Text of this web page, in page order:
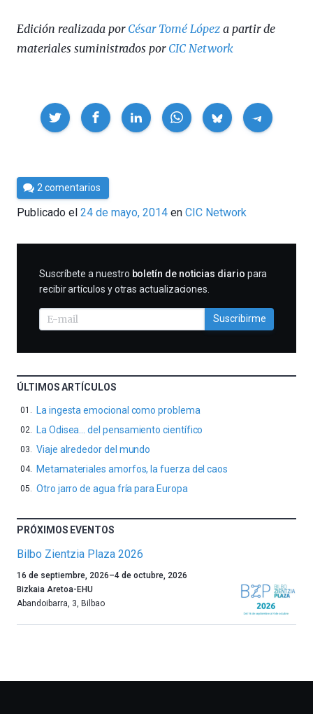
Edición realizada por César Tomé López a partir de
materiales suministrados por CIC Network
Compartir
Por
César
Tomé
2 comentarios
Publicado el 24 de mayo, 2014 en CIC Network
SUSCRIBIRME
Suscríbete a nuestro boletín de noticias diario para
recibir artículos y otras actualizaciones.
Suscribirme
ÚLTIMOS ARTÍCULOS
La ingesta emocional como problema
La Odisea… del pensamiento científico
Viaje alrededor del mundo
Metamateriales amorfos, la fuerza del caos
Otro jarro de agua fría para Europa
PRÓXIMOS EVENTOS
Bilbo Zientzia Plaza 2026
Un
año
más,
16 de septiembre, 2026–4 de octubre, 2026
Bizkaia Aretoa-EHU
Abandoibarra, 3 Bilbao